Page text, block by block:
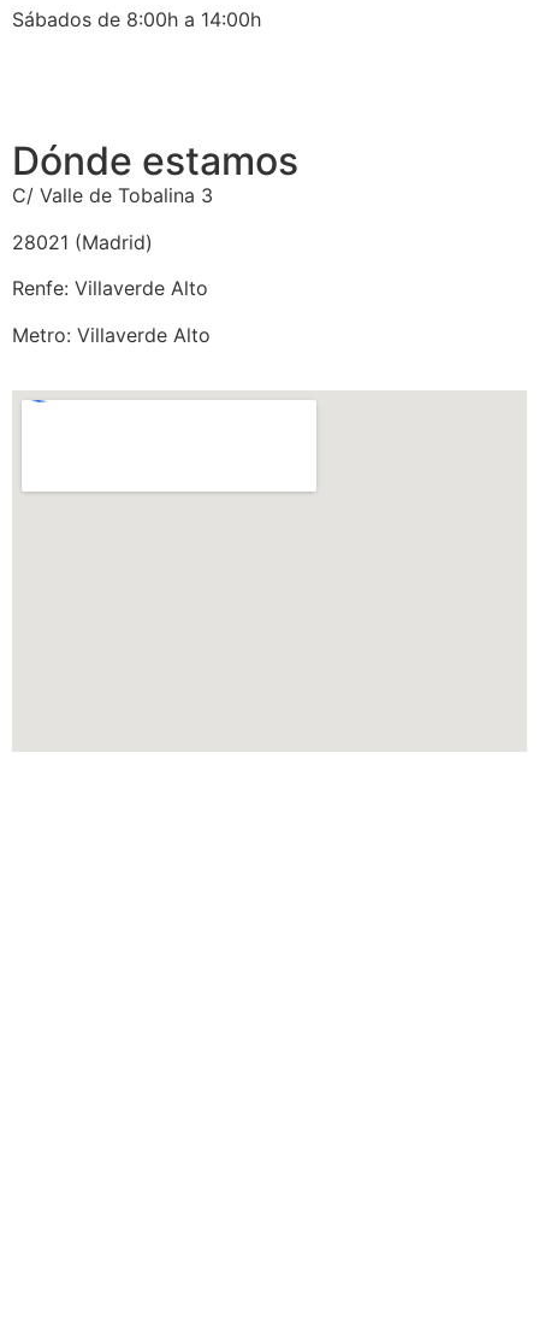
Sábados de 8:00h a 14:00h
Dónde estamos
C/ Valle de Tobalina 3
28021 (Madrid)
Renfe: Villaverde Alto
Metro: Villaverde Alto